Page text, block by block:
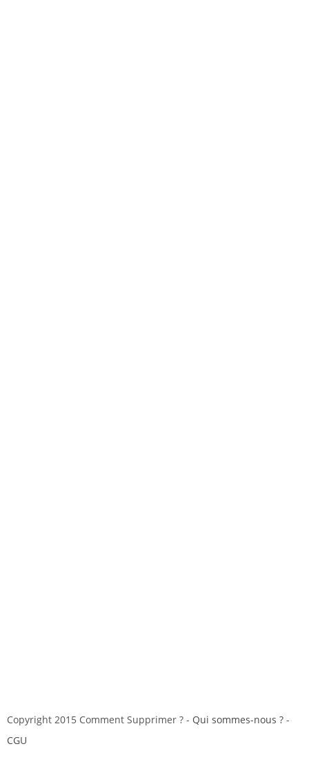
Copyright 2015 Comment Supprimer ? - Qui sommes-nous ? -
CGU